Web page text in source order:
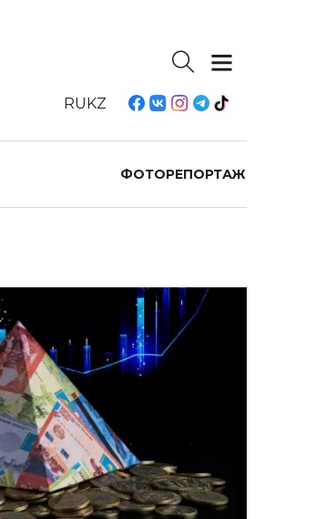
RUKZ
ФОТОРЕПОРТАЖ